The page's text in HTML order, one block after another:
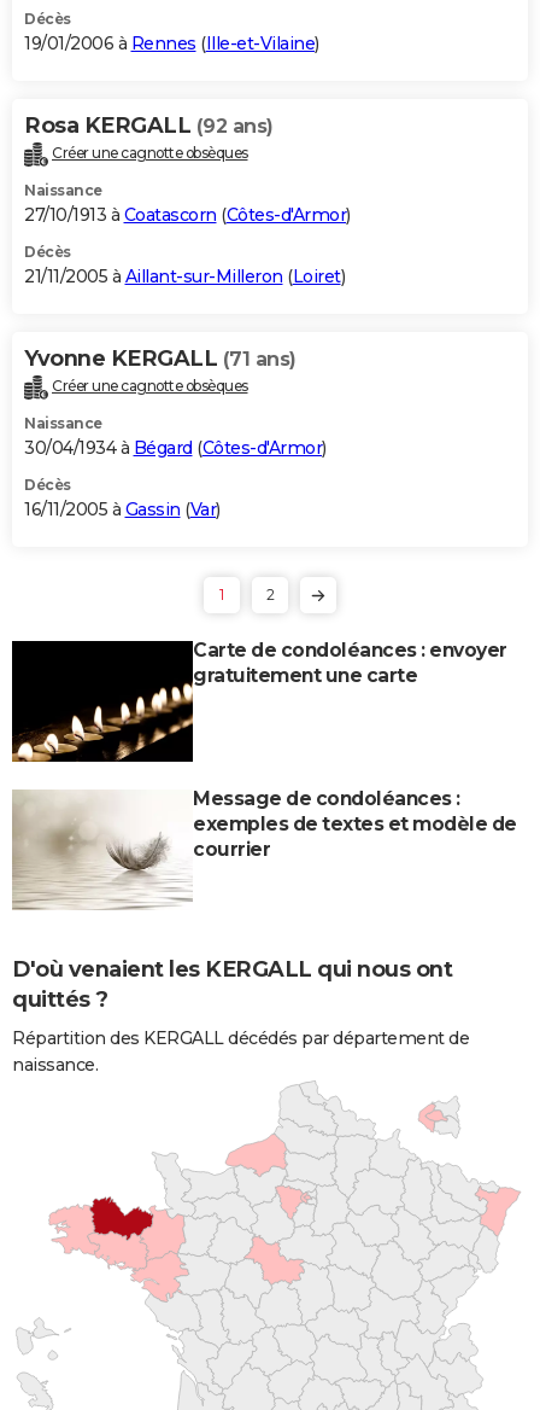
Décès
19/01/2006 à Rennes (Ille-et-Vilaine)
Rosa KERGALL (92 ans)
Créer une cagnotte obsèques
Naissance
27/10/1913 à Coatascorn (Côtes-d'Armor)
Décès
21/11/2005 à Aillant-sur-Milleron (Loiret)
Yvonne KERGALL (71 ans)
Créer une cagnotte obsèques
Naissance
30/04/1934 à Bégard (Côtes-d'Armor)
Décès
16/11/2005 à Gassin (Var)
1 2
Carte de condoléances : envoyer
gratuitement une carte
Message de condoléances :
exemples de textes et modèle de
courrier
D'où venaient les KERGALL qui nous ont
quittés ?
Répartition des KERGALL décédés par département de
naissance.